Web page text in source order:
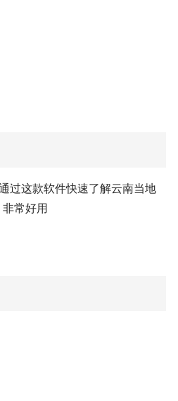
过这款软件快速了解云南当地
常好用